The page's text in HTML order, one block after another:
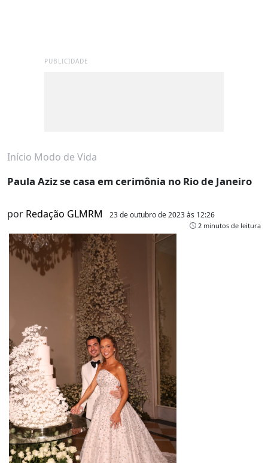
PUBLICIDADE
Início Modo de Vida
Paula Aziz se casa em cerimônia no Rio de Janeiro
por Redação GLMRM 23 de outubro de 2023 às 12:26
2 minutos de leitura